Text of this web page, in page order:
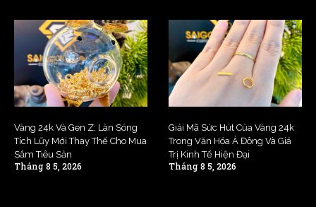
Vàng 24k Và Gen Z: Làn Sóng
Tích Lũy Mới Thay Thế Cho Mua
Sắm Tiêu Sản
Tháng 8 5, 2026
Giải Mã Sức Hút Của Vàng 24k
Trong Văn Hóa Á Đông Và Giá
Trị Kinh Tế Hiện Đại
Tháng 8 5, 2026